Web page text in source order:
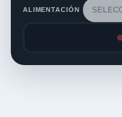
ALIMENTACIÓN